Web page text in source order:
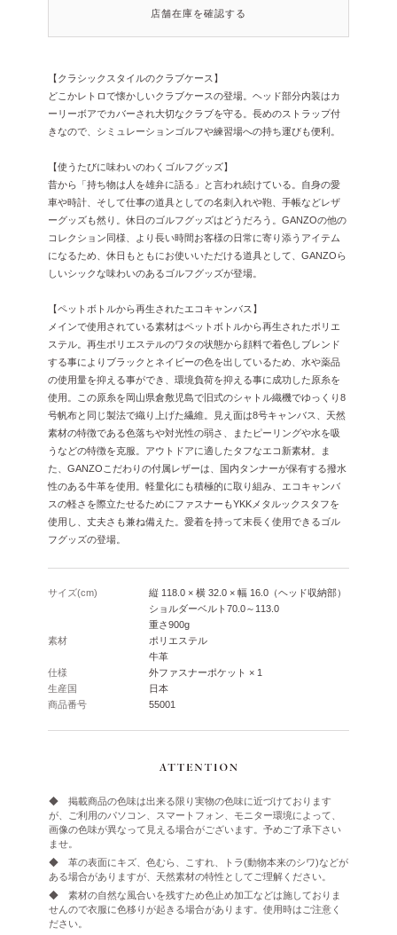
店舗在庫を確認する
【クラシックスタイルのクラブケース】
どこかレトロで懐かしいクラブケースの登場。ヘッド部分内装はカ
ーリーボアでカバーされ大切なクラブを守る。長めのストラップ付
きなので、シミュレーションゴルフや練習場への持ち運びも便利。
【使うたびに味わいのわくゴルフグッズ】
昔から「持ち物は人を雄弁に語る」と言われ続けている。自身の愛
車や時計、そして仕事の道具としての名刺入れや鞄、手帳などレザ
ーグッズも然り。休日のゴルフグッズはどうだろう。GANZOの他の
コレクション同様、より長い時間お客様の日常に寄り添うアイテム
になるため、休日もともにお使いいただける道具として、GANZOら
しいシックな味わいのあるゴルフグッズが登場。
【ペットボトルから再生されたエコキャンバス】
メインで使用されている素材はペットボトルから再生されたポリエ
ステル。再生ポリエステルのワタの状態から顔料で着色しブレンド
する事によりブラックとネイビーの色を出しているため、水や薬品
の使用量を抑える事ができ、環境負荷を抑える事に成功した原糸を
使用。この原糸を岡山県倉敷児島で旧式のシャトル織機でゆっくり8
号帆布と同じ製法で織り上げた繊維。見え面は8号キャンバス、天然
素材の特徴である色落ちや対光性の弱さ、またピーリングや水を吸
うなどの特徴を克服。アウトドアに適したタフなエコ新素材。ま
た、GANZOこだわりの付属レザーは、国内タンナーが保有する撥水
性のある牛革を使用。軽量化にも積極的に取り組み、エコキャンバ
スの軽さを際立たせるためにファスナーもYKKメタルックスタフを
使用し、丈夫さも兼ね備えた。愛着を持って末長く使用できるゴル
フグッズの登場。
サイズ(cm)
縦 118.0 × 横 32.0 × 幅 16.0（ヘッド収納部）
ショルダーベルト70.0～113.0
重さ900g
素材
ポリエステル
牛革
仕様
外ファスナーポケット × 1
生産国
日本
商品番号
55001
◆ 掲載商品の色味は出来る限り実物の色味に近づけております
が、ご利用のパソコン、スマートフォン、モニター環境によって、
画像の色味が異なって見える場合がございます。予めご了承下さい
ませ。
◆ 革の表面にキズ、色むら、こすれ、トラ(動物本来のシワ)などが
ある場合がありますが、天然素材の特性としてご理解ください。
◆ 素材の自然な風合いを残すため色止め加工などは施しておりま
せんので衣服に色移りが起きる場合があります。使用時はご注意く
ださい。